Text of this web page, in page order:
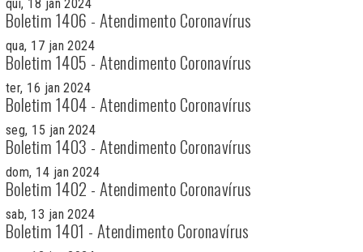
qui, 18 jan 2024
Boletim 1406 - Atendimento Coronavírus
qua, 17 jan 2024
Boletim 1405 - Atendimento Coronavírus
ter, 16 jan 2024
Boletim 1404 - Atendimento Coronavírus
seg, 15 jan 2024
Boletim 1403 - Atendimento Coronavírus
dom, 14 jan 2024
Boletim 1402 - Atendimento Coronavírus
sab, 13 jan 2024
Boletim 1401 - Atendimento Coronavírus